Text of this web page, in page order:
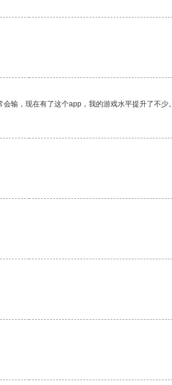
输，现在有了这个app，我的游戏水平提升了不少。